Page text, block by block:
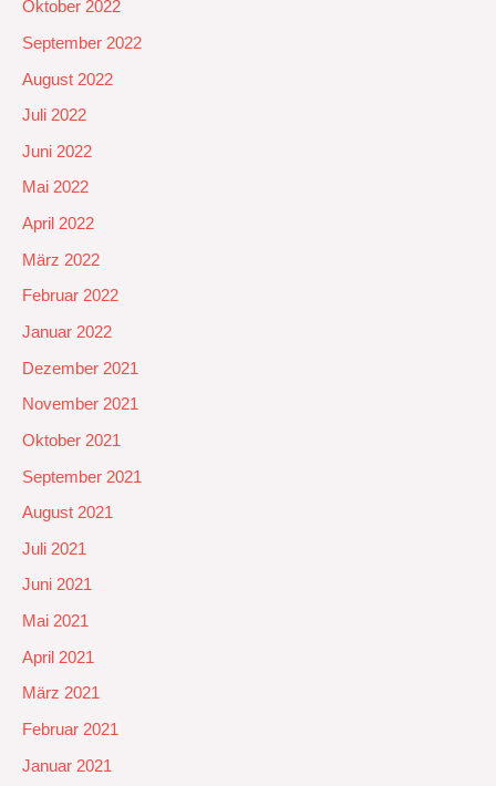
Oktober 2022
September 2022
August 2022
Juli 2022
Juni 2022
Mai 2022
April 2022
März 2022
Februar 2022
Januar 2022
Dezember 2021
November 2021
Oktober 2021
September 2021
August 2021
Juli 2021
Juni 2021
Mai 2021
April 2021
März 2021
Februar 2021
Januar 2021